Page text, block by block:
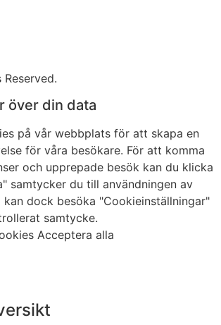
över din data
på vår webbplats för att skapa en
för våra besökare. För att komma
och upprepade besök kan du klicka
samtycker du till användningen av
kan dock besöka "Cookieinställningar"
samtycke.
Acceptera alla